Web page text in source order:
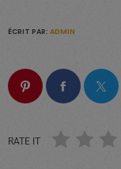
ÉCRIT PAR: ADMIN
RATE IT